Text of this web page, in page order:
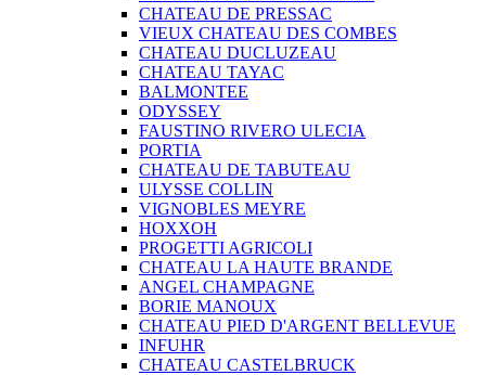
CHATEAU DE PRESSAC
VIEUX CHATEAU DES COMBES
CHATEAU DUCLUZEAU
CHATEAU TAYAC
BALMONTEE
ODYSSEY
FAUSTINO RIVERO ULECIA
PORTIA
CHATEAU DE TABUTEAU
ULYSSE COLLIN
VIGNOBLES MEYRE
HOXXOH
PROGETTI AGRICOLI
CHATEAU LA HAUTE BRANDE
ANGEL CHAMPAGNE
BORIE MANOUX
CHATEAU PIED D'ARGENT BELLEVUE
INFUHR
CHATEAU CASTELBRUCK